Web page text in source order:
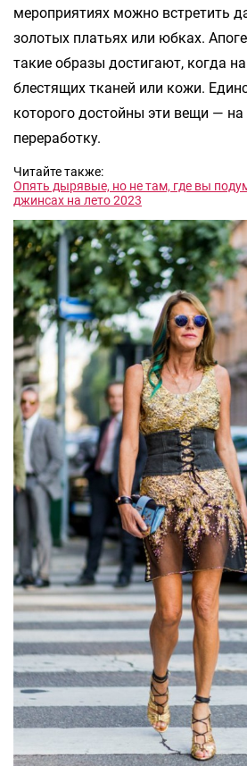
мероприятиях можно встретить
золотых платьях или юбках.
такие образы достигают, когда
блестящих тканей или кожи.
которого достойны эти вещи —
переработку.
Читайте также:
Опять дырявые, но не там, где вы
джинсах на лето 2023